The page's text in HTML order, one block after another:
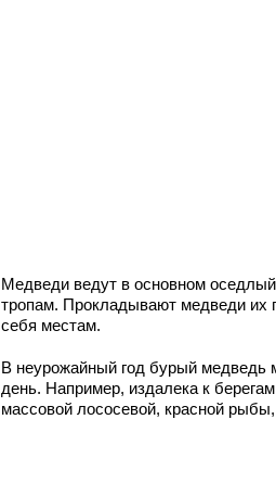
Медведи ведут в основном
тропам. Прокладывают медведи
себя местам.
В неурожайный год бурый медведь
день. Например, издалека к
массовой лососевой, красной